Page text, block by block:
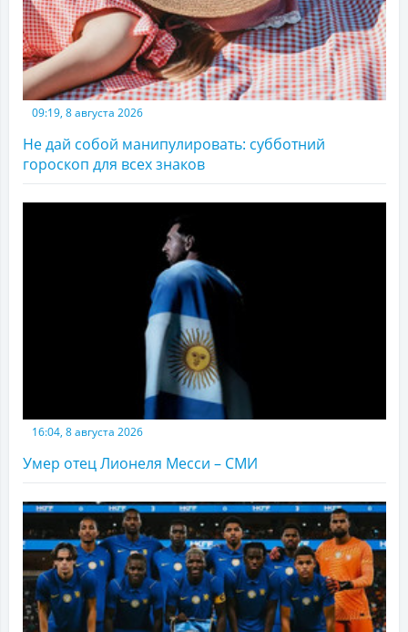
09:19, 8 августа 2026
Не дай собой манипулировать: субботний
гороскоп для всех знаков
16:04, 8 августа 2026
Умер отец Лионеля Месси – СМИ